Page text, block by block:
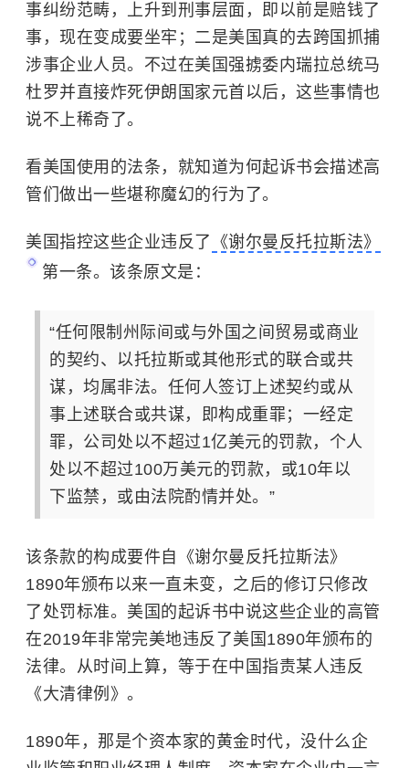
事纠纷范畴，上升到刑事层面，即以前是赔钱了
事，现在变成要坐牢；二是美国真的去跨国抓捕
涉事企业人员。不过在美国强掳委内瑞拉总统马
杜罗并直接炸死伊朗国家元首以后，这些事情也
说不上稀奇了。
看美国使用的法条，就知道为何起诉书会描述高
管们做出一些堪称魔幻的行为了。
美国指控这些企业违反了 《谢尔曼反托拉斯法》
第一条。该条原文是：
“任何限制州际间或与外国之间贸易或商业
的契约、以托拉斯或其他形式的联合或共
谋，均属非法。任何人签订上述契约或从
事上述联合或共谋，即构成重罪；一经定
罪，公司处以不超过1亿美元的罚款，个人
处以不超过100万美元的罚款，或10年以
下监禁，或由法院酌情并处。”
该条款的构成要件自《谢尔曼反托拉斯法》
1890年颁布以来一直未变，之后的修订只修改
了处罚标准。美国的起诉书中说这些企业的高管
在2019年非常完美地违反了美国1890年颁布的
法律。从时间上算，等于在中国指责某人违反
《大清律例》。
1890年，那是个资本家的黄金时代，没什么企